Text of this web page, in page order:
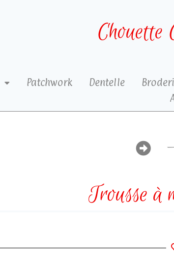
Chouette
Patchwork Dentelle
Trousse à